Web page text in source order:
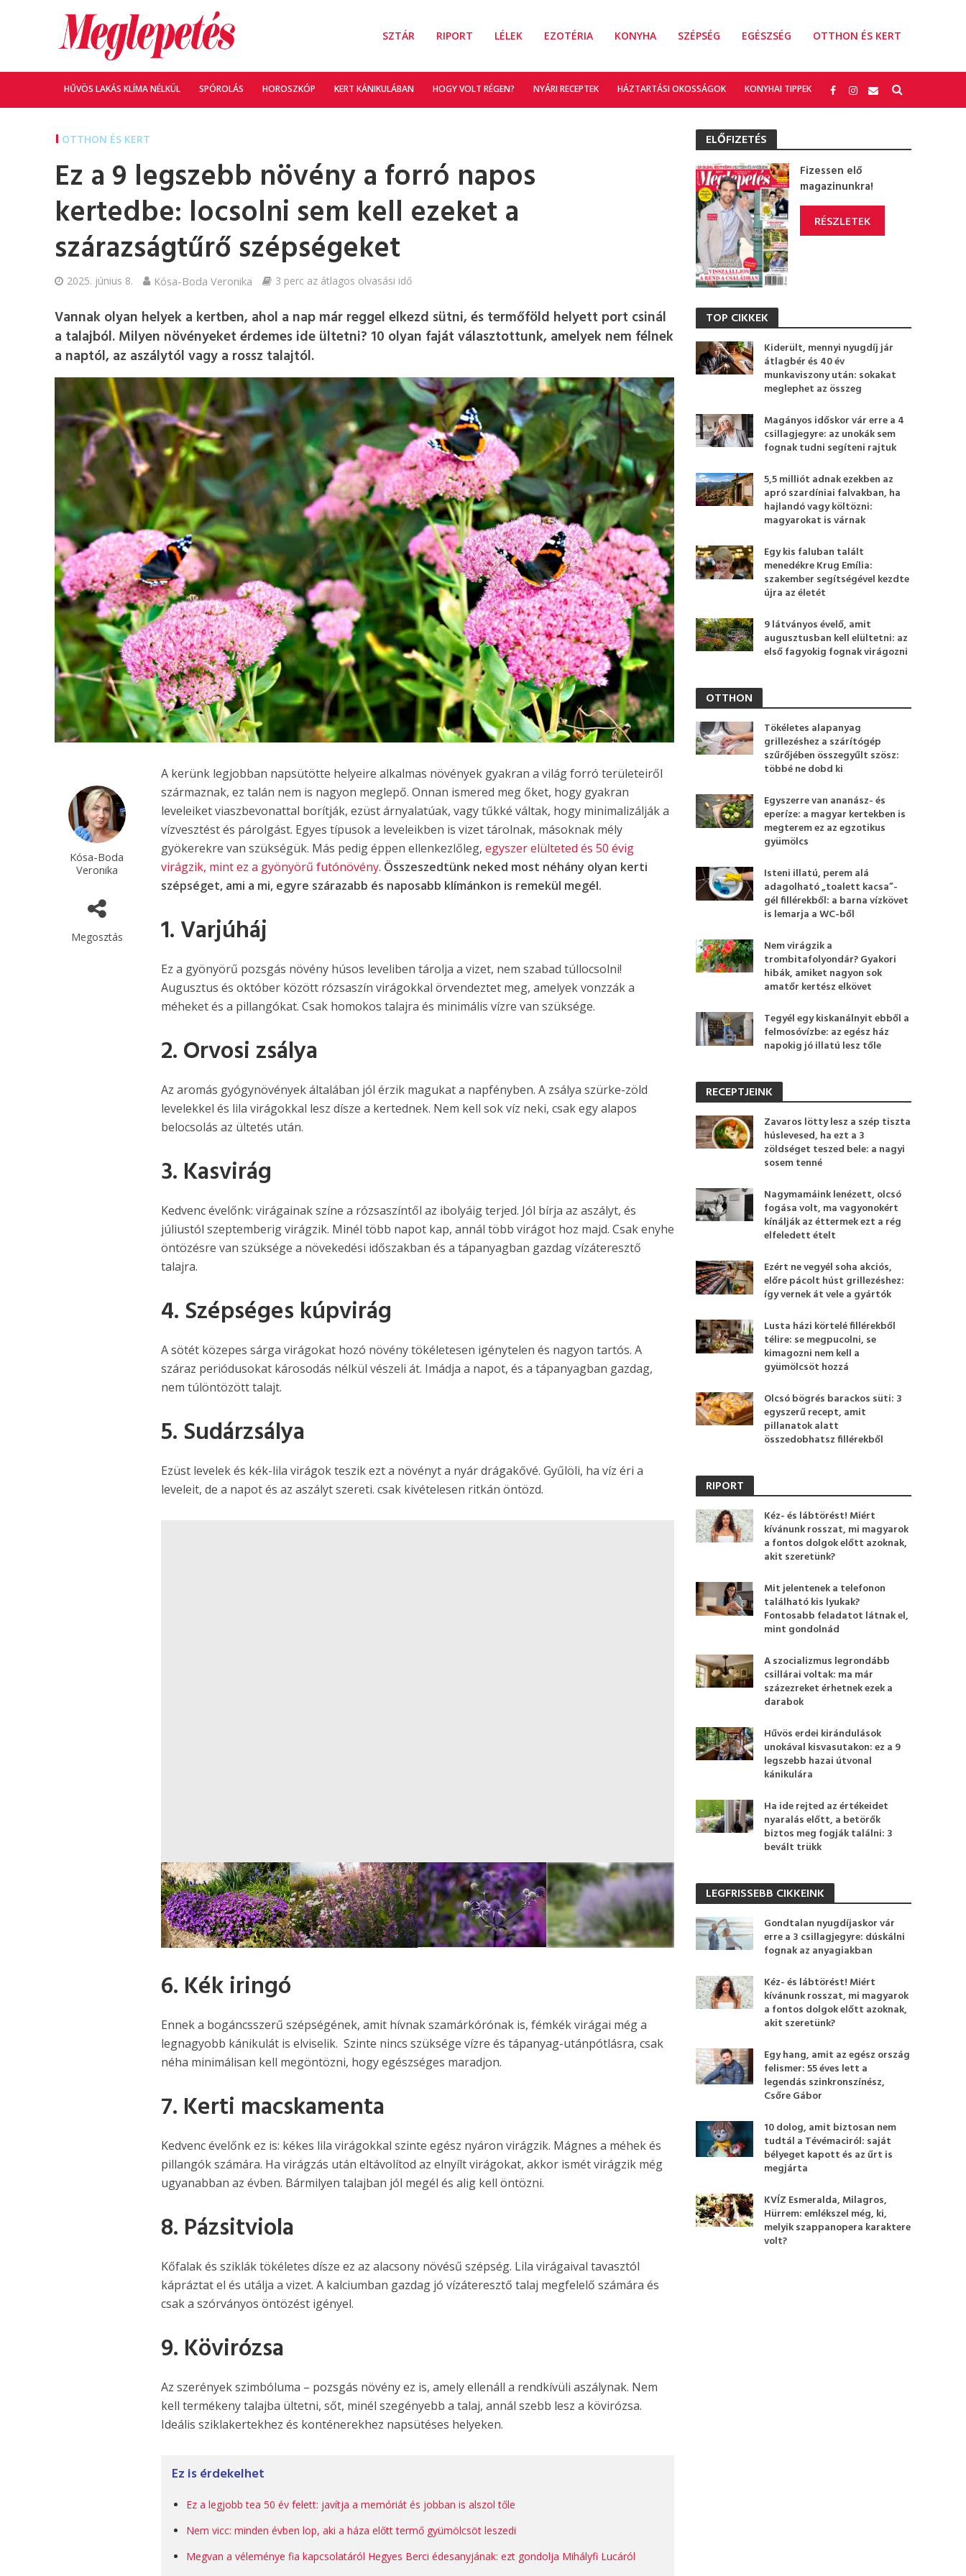
SZTÁR RIPORT LÉLEK EZOTÉRIA KONYHA SZÉPSÉG EGÉSZSÉG OTTHON ÉS KERT
HŰVÖS LAKÁS KLÍMA NÉLKÜL SPÓROLÁS HOROSZKÓP KERT KÁNIKULÁBAN HOGY VOLT RÉGEN? NYÁRI RECEPTEK HÁZTARTÁSI OKOSSÁGOK KONYHAI TIPPEK
OTTHON ÉS KERT
Ez a 9 legszebb növény a forró napos
kertedbe: locsolni sem kell ezeket a
szárazságtűrő szépségeket
2025. június 8. Kósa-Boda Veronika 3 perc az átlagos olvasási idő
Vannak olyan helyek a kertben, ahol a nap már reggel elkezd sütni, és termőföld helyett port csinál
a talajból. Milyen növényeket érdemes ide ültetni? 10 olyan faját választottunk, amelyek nem félnek
a naptól, az aszálytól vagy a rossz talajtól.
Kósa-Boda
Veronika
Megosztás
A kerünk legjobban napsütötte helyeire alkalmas növények gyakran a világ forró területeiről
származnak, ez talán nem is nagyon meglepő. Onnan ismered meg őket, hogy gyakran
leveleiket viaszbevonattal borítják, ezüst árnyalatúak, vagy tűkké váltak, hogy minimalizálják a
vízvesztést és párolgást. Egyes típusok a leveleikben is vizet tárolnak, másoknak mély
gyökerekre van szükségük. Más pedig éppen ellenkezlőleg,egyszer elülteted és 50 évig
virágzik, mint ez a gyönyörű futónövény. Összeszedtünk neked most néhány olyan kerti
szépséget, ami a mi, egyre szárazabb és naposabb klímánkon is remekül megél.
1. Varjúháj
Ez a gyönyörű pozsgás növény húsos leveliben tárolja a vizet, nem szabad túllocsolni!
Augusztus és október között rózsaszín virágokkal örvendeztet meg, amelyek vonzzák a
méheket és a pillangókat. Csak homokos talajra és minimális vízre van szüksége.
2. Orvosi zsálya
Az aromás gyógynövények általában jól érzik magukat a napfényben. A zsálya szürke-zöld
levelekkel és lila virágokkal lesz dísze a kertednek. Nem kell sok víz neki, csak egy alapos
belocsolás az ültetés után.
3. Kasvirág
Kedvenc évelőnk: virágainak színe a rózsaszíntől az ibolyáig terjed. Jól bírja az aszályt, és
júliustól szeptemberig virágzik. Minél több napot kap, annál több virágot hoz majd. Csak enyhe
öntözésre van szüksége a növekedési időszakban és a tápanyagban gazdag vízáteresztő
talajra.
4. Szépséges kúpvirág
A sötét közepes sárga virágokat hozó növény tökéletesen igénytelen és nagyon tartós. A
száraz periódusokat károsodás nélkül vészeli át. Imádja a napot, és a tápanyagban gazdag,
nem túlöntözött talajt.
5. Sudárzsálya
Ezüst levelek és kék-lila virágok teszik ezt a növényt a nyár drágakővé. Gyűlöli, ha víz éri a
leveleit, de a napot és az aszályt szereti. csak kivételesen ritkán öntözd.
6. Kék iringó
Ennek a bogáncsszerű szépségének, amit hívnak szamárkórónak is, fémkék virágai még a
legnagyobb kánikulát is elviselik. Szinte nincs szüksége vízre és tápanyag-utánpótlásra, csak
néha minimálisan kell megöntözni, hogy egészséges maradjon.
7. Kerti macskamenta
Kedvenc évelőnk ez is: kékes lila virágokkal szinte egész nyáron virágzik. Mágnes a méhek és
pillangók számára. Ha virágzás után eltávolítod az elnyílt virágokat, akkor ismét virágzik még
ugyanabban az évben. Bármilyen talajban jól megél és alig kell öntözni.
8. Pázsitviola
Kőfalak és sziklák tökéletes dísze ez az alacsony növésű szépség. Lila virágaival tavasztól
kápráztat el és utálja a vizet. A kalciumban gazdag jó vízáteresztő talaj megfelelő számára és
csak a szórványos öntözést igényel.
9. Kövirózsa
Az szerények szimbóluma – pozsgás növény ez is, amely ellenáll a rendkívüli aszálynak. Nem
kell termékeny talajba ültetni, sőt, minél szegényebb a talaj, annál szebb lesz a kövirózsa.
Ideális sziklakertekhez és konténerekhez napsütéses helyeken.
Ez is érdekelhet
Ez a legjobb tea 50 év felett: javítja a memóriát és jobban is alszol tőle
Nem vicc: minden évben lop, aki a háza előtt termő gyümölcsöt leszedi
Megvan a véleménye fia kapcsolatáról Hegyes Berci édesanyjának: ezt gondolja Mihályfi Lucáról
ELŐFIZETÉS
Fizessen elő
magazinunkra!
RÉSZLETEK
TOP CIKKEK
Kiderült, mennyi nyugdíj jár
átlagbér és 40 év
munkaviszony után: sokakat
meglephet az összeg
Magányos időskor vár erre a 4
csillagjegyre: az unokák sem
fognak tudni segíteni rajtuk
5,5 milliót adnak ezekben az
apró szardíniai falvakban, ha
hajlandó vagy költözni:
magyarokat is várnak
Egy kis faluban talált
menedékre Krug Emília:
szakember segítségével kezdte
újra az életét
9 látványos évelő, amit
augusztusban kell elültetni: az
első fagyokig fognak virágozni
OTTHON
Tökéletes alapanyag
grillezéshez a szárítógép
szűrőjében összegyűlt szösz:
többé ne dobd ki
Egyszerre van ananász- és
eperíze: a magyar kertekben is
megterem ez az egzotikus
gyümölcs
Isteni illatú, perem alá
adagolható „toalett kacsa”-
gél fillérekből: a barna vízkövet
is lemarja a WC-ből
Nem virágzik a
trombitafolyondár? Gyakori
hibák, amiket nagyon sok
amatőr kertész elkövet
Tegyél egy kiskanálnyit ebből a
felmosóvízbe: az egész ház
napokig jó illatú lesz tőle
RECEPTJEINK
Zavaros lötty lesz a szép tiszta
húslevesed, ha ezt a 3
zöldséget teszed bele: a nagyi
sosem tenné
Nagymamáink lenézett, olcsó
fogása volt, ma vagyonokért
kínálják az éttermek ezt a rég
elfeledett ételt
Ezért ne vegyél soha akciós,
előre pácolt húst grillezéshez:
így vernek át vele a gyártók
Lusta házi körtelé fillérekből
télire: se megpucolni, se
kimagozni nem kell a
gyümölcsöt hozzá
Olcsó bögrés barackos süti: 3
egyszerű recept, amit
pillanatok alatt
összedobhatsz fillérekből
RIPORT
Kéz- és lábtörést! Miért
kívánunk rosszat, mi magyarok
a fontos dolgok előtt azoknak,
akit szeretünk?
Mit jelentenek a telefonon
található kis lyukak?
Fontosabb feladatot látnak el,
mint gondolnád
A szocializmus legrondább
csillárai voltak: ma már
százezreket érhetnek ezek a
darabok
Hűvös erdei kirándulások
unokával kisvasutakon: ez a 9
legszebb hazai útvonal
kánikulára
Ha ide rejted az értékeidet
nyaralás előtt, a betörők
biztos meg fogják találni: 3
bevált trükk
LEGFRISSEBB CIKKEINK
Gondtalan nyugdíjaskor vár
erre a 3 csillagjegyre: dúskálni
fognak az anyagiakban
Kéz- és lábtörést! Miért
kívánunk rosszat, mi magyarok
a fontos dolgok előtt azoknak,
akit szeretünk?
Egy hang, amit az egész ország
felismer: 55 éves lett a
legendás szinkronszínész,
Csőre Gábor
10 dolog, amit biztosan nem
tudtál a Tévémaciról: saját
bélyeget kapott és az űrt is
megjárta
KVÍZ Esmeralda, Milagros,
Hürrem: emlékszel még, ki,
melyik szappanopera karaktere
volt?